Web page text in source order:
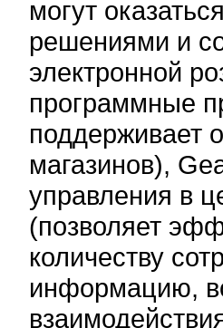
могут
решениями и
электронной
программные
поддерживает
магазинов),
управления в
(позволяет
количеству
информацию,